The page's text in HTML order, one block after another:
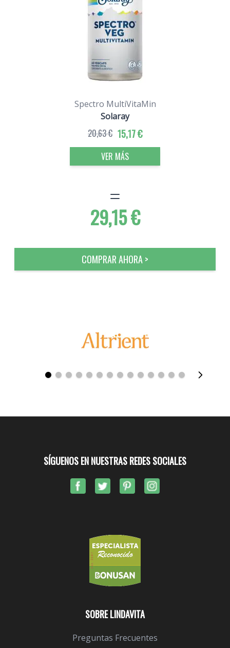
Spectro MultiVitaMin
Solaray
15,17 €
20,63 €
VER MÁS
29,15 €
COMPRAR AHORA >
SOBRE LINDAVITA
Preguntas Frecuentes
SÍGUENOS EN NUESTRAS REDES SOCIALES